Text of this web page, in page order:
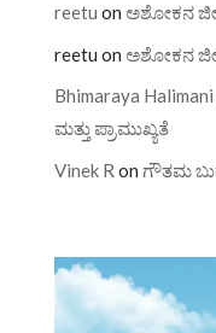
reetu on ಅಶೋಕನ
reetu on ಅಶೋಕನ
Bhimaraya Halimani
ಮತ್ತು ಪ್ರಾಮುಖ್ಯತೆ
Vinek R on ಗೌತಮ